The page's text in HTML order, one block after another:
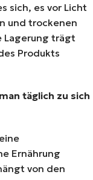
sich, es vor Licht
und trockenen
Lagerung trägt
Produkts
täglich zu sich
Ernährung
von den